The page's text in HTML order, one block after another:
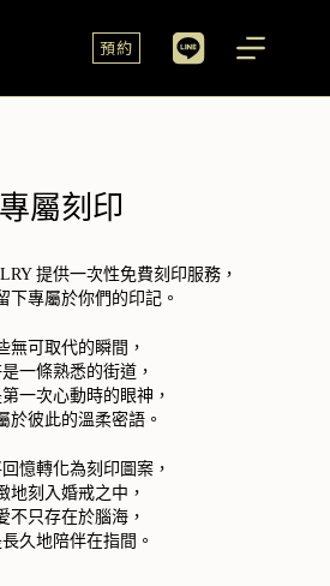
預約
專屬刻印
提供一次性免費刻印服務，
下專屬於你們的印記。
無可取代的瞬間，
一條熟悉的街道，
一次心動時的眼神，
於彼此的溫柔密語。
憶轉化為刻印圖案，
地刻入婚戒之中，
不只存在於腦海，
久地陪伴在指間。